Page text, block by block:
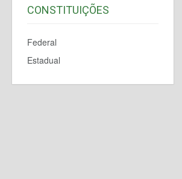
CONSTITUIÇÕES
Federal
Estadual